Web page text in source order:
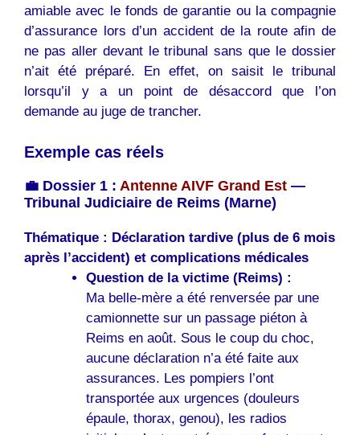
amiable avec le fonds de garantie ou la compagnie
d’assurance lors d’un accident de la route afin de
ne pas aller devant le tribunal sans que le dossier
n’ait été préparé. En effet, on saisit le tribunal
lorsqu’il y a un point de désaccord que l’on
demande au juge de trancher.
Exemple cas réels
💼 Dossier 1 : Antenne AIVF Grand Est —
Tribunal Judiciaire de Reims (Marne)
Thématique : Déclaration tardive (plus de 6 mois
après l’accident) et complications médicales
Question de la victime (Reims) :
Ma belle-mère a été renversée par une
camionnette sur un passage piéton à
Reims en août. Sous le coup du choc,
aucune déclaration n’a été faite aux
assurances. Les pompiers l’ont
transportée aux urgences (douleurs
épaule, thorax, genou), les radios